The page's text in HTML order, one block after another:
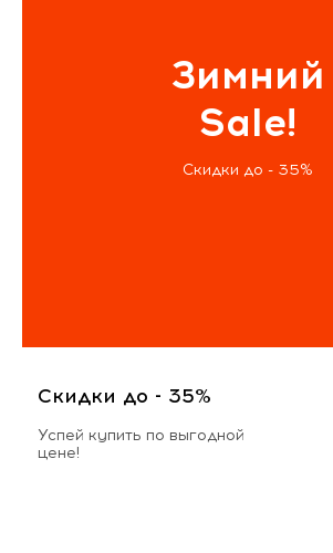
Зимний
Sale!
Скидки до - 35%
Скидки до - 35%
Успей купить по выгодной
цене!